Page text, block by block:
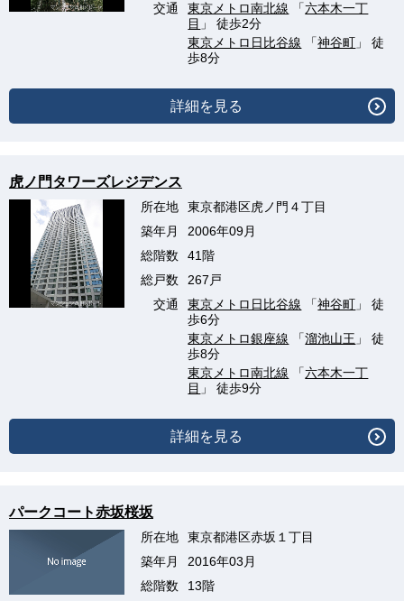
交通
東京メトロ南北線 「六本木一丁
目 」 徒歩2分
東京メトロ日比谷線 「神谷町 」 徒
歩8分
詳細を見る
虎ノ門タワーズレジデンス
所在地
東京都港区虎ノ門４丁目
築年月
2006年09月
総階数
41階
総戸数
267戸
交通
東京メトロ日比谷線 「神谷町 」 徒
歩6分
東京メトロ銀座線 「溜池山王 」 徒
歩8分
東京メトロ南北線 「六本木一丁
目 」 徒歩9分
詳細を見る
パークコート赤坂桜坂
所在地
東京都港区赤坂１丁目
築年月
2016年03月
総階数
13階